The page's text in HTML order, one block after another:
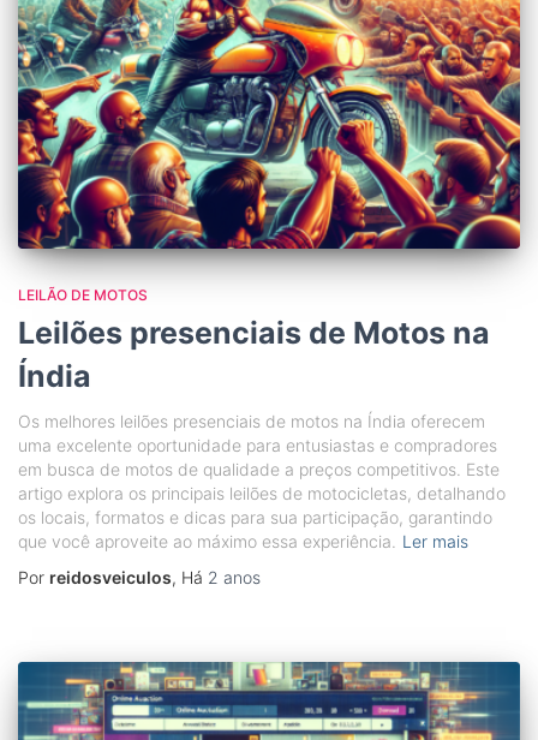
LEILÃO DE MOTOS
Leilões presenciais de Motos na
Índia
Os melhores leilões presenciais de motos na Índia oferecem
uma excelente oportunidade para entusiastas e compradores
em busca de motos de qualidade a preços competitivos. Este
artigo explora os principais leilões de motocicletas, detalhando
os locais, formatos e dicas para sua participação, garantindo
que você aproveite ao máximo essa experiência.
Ler mais
Por reidosveiculos, Há 2 anos